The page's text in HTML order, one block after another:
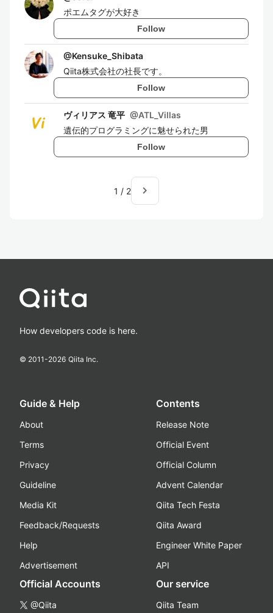
ポエムタグが大好き
Follow
@Kensuke_Shibata
Qiita株式会社の社長です。
Follow
ヴィリアス 竜平 @ATL_Villas
遺伝的プログラミングに魅せられた男
Follow
1 / 2 navigate_next
How developers code is here.
© 2011-2026 Qiita Inc.
Guide & Help
About
Terms
Privacy
Guideline
Media Kit
Feedback/Requests
Help
Advertisement
Contents
Release Note
Official Event
Official Column
Advent Calendar
Qiita Tech Festa
Qiita Award
Engineer White Paper
API
Official Accounts
@Qiita
Our service
Qiita Team